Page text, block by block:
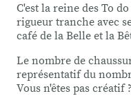
C'est la reine des To
rigueur tranche avec
café de la Belle et la
Le nombre de
représentatif du
Vous n'êtes pas créatif